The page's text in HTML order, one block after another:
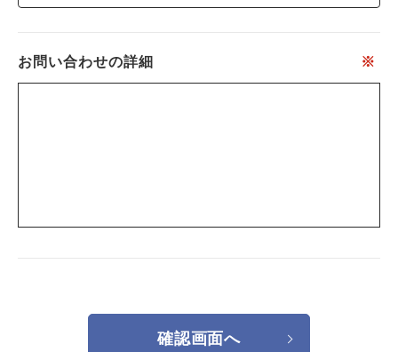
お問い合わせの詳細 ※
確認画面へ